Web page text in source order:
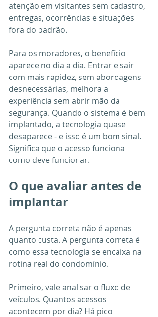
atenção em visitantes sem cadastro,
entregas, ocorrências e situações
fora do padrão.
Para os moradores, o benefício
aparece no dia a dia. Entrar e sair
com mais rapidez, sem abordagens
desnecessárias, melhora a
experiência sem abrir mão da
segurança. Quando o sistema é bem
implantado, a tecnologia quase
desaparece - e isso é um bom sinal.
Significa que o acesso funciona
como deve funcionar.
O que avaliar antes de
implantar
A pergunta correta não é apenas
quanto custa. A pergunta correta é
como essa tecnologia se encaixa na
rotina real do condomínio.
Primeiro, vale analisar o fluxo de
veículos. Quantos acessos
acontecem por dia? Há pico